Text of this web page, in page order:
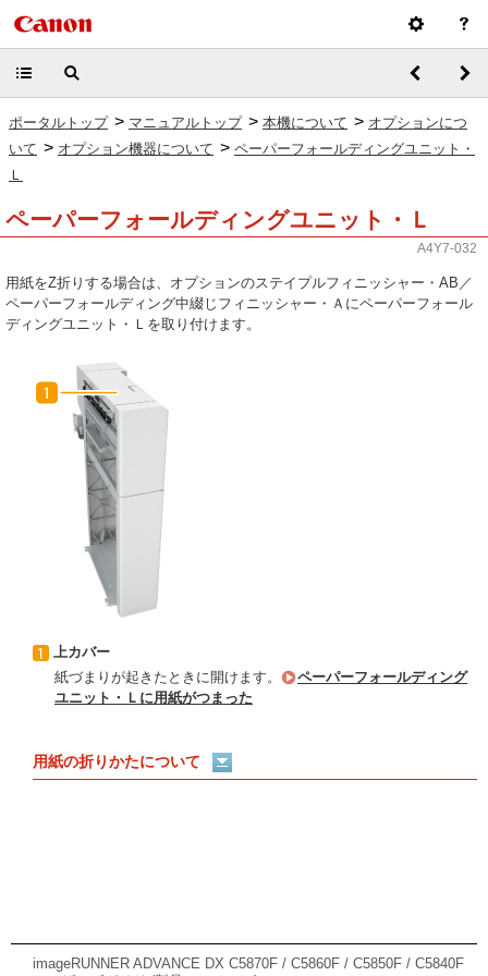
ポータルトップ > マニュアルトップ > 本機について > オプションにつ
いて > オプション機器について > ペーパーフォールディングユニット・
Ｌ
ペーパーフォールディングユニット・Ｌ
A4Y7-032
用紙をZ折りする場合は、オプションのステイプルフィニッシャー・AB／
ペーパーフォールディング中綴じフィニッシャー・Ａにペーパーフォール
ディングユニット・Ｌを取り付けます。
上カバー
紙づまりが起きたときに開けます。
ペーパーフォールディング
ユニット・Ｌに用紙がつまった
用紙の折りかたについて
imageRUNNER ADVANCE DX C5870F / C5860F / C5850F / C5840F